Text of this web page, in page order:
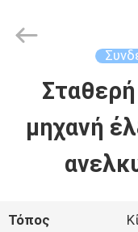
ΣΠΊΤΙ
ΠΡΟΪΌΝΤΑ
ΒΊΝΤΕΟ
SUNNY
μηχανή
Τόπος